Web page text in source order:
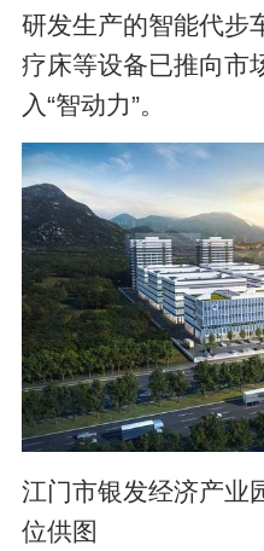
研发生产的智能代步
疗床等设备已推向市
入“智动力”。
江门市银发经济产业
位供图